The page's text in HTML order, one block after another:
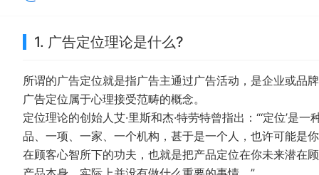
1. 广告定位理论是什么?
所谓的广告定位就是指广告主通过广告活动，是企业或品
广告定位属于心理接受范畴的概念。
定位理论的创始人艾·里斯和杰·特劳特曾指出：“‘定位’是
品、一项、一家、一个机构，甚于是一个人，也许可能是
在顾客心智所下的功夫，也就是把产品定位在你未来潜在